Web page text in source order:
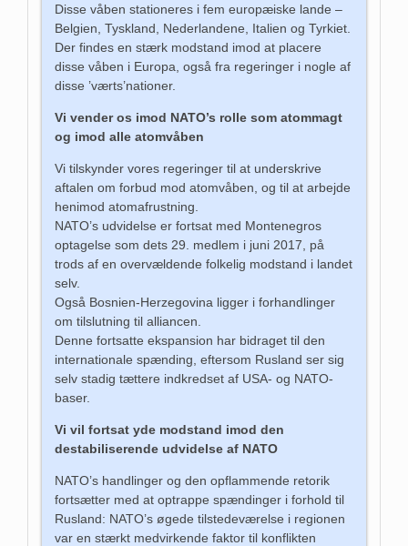
Disse våben stationeres i fem europæiske lande –
Belgien, Tyskland, Nederlandene, Italien og Tyrkiet.
Der findes en stærk modstand imod at placere
disse våben i Europa, også fra regeringer i nogle af
disse ’værts’nationer.
Vi vender os imod NATO’s rolle som atommagt
og imod alle atomvåben
Vi tilskynder vores regeringer til at underskrive
aftalen om forbud mod atomvåben, og til at arbejde
henimod atomafrustning.
NATO’s udvidelse er fortsat med Montenegros
optagelse som dets 29. medlem i juni 2017, på
trods af en overvældende folkelig modstand i landet
selv.
Også Bosnien-Herzegovina ligger i forhandlinger
om tilslutning til alliancen.
Denne fortsatte ekspansion har bidraget til den
internationale spænding, eftersom Rusland ser sig
selv stadig tættere indkredset af USA- og NATO-
baser.
Vi vil fortsat yde modstand imod den
destabiliserende udvidelse af NATO
NATO’s handlinger og den opflammende retorik
fortsætter med at optrappe spændinger i forhold til
Rusland: NATO’s øgede tilstedeværelse i regionen
var en stærkt medvirkende faktor til konflikten